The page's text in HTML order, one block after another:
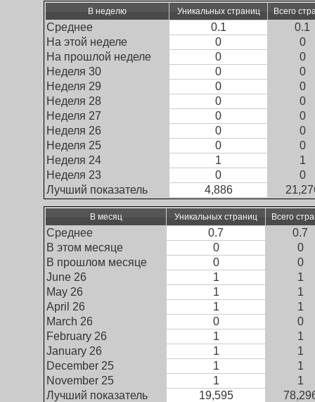
В неделю Уникальных страниц Всего
Среднее 0.1
0.1
На этой неделе
0
0
На прошлой неделе
0
0
Неделя 30
0
0
Неделя 29
0
0
Неделя 28
0
0
Неделя 27
0
0
Неделя 26
0
0
Неделя 25
0
0
Неделя 24
1
1
Неделя 23
0
0
Лучший показатель
4,886
В месяц Уникальных страниц Всего
Среднее 0.7
0.7
В этом месяце
0
0
В прошлом месяце
0
0
June 26
1
1
May 26
1
1
April 26
1
1
March 26
0
0
February 26
1
1
January 26
1
1
December 25
1
1
November 25
1
1
Лучший показатель
19,595